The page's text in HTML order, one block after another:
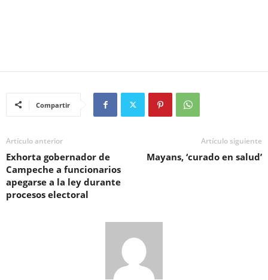
Compartir
Artículo anterior
Exhorta gobernador de
Campeche a funcionarios
apegarse a la ley durante
procesos electoral
Artículo siguiente
Mayans, ‘curado en salud’